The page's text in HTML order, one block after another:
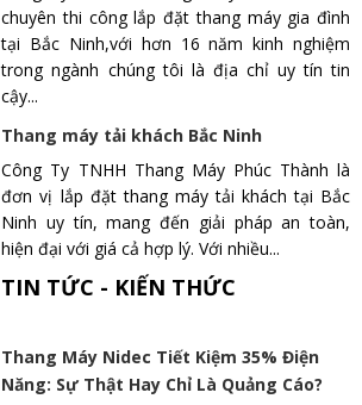
chuyên thi công lắp đặt thang máy gia đình
tại Bắc Ninh,với hơn 16 năm kinh nghiệm
trong ngành chúng tôi là địa chỉ uy tín tin
cậy...
Thang máy tải khách Bắc Ninh
Công Ty TNHH Thang Máy Phúc Thành là
đơn vị lắp đặt thang máy tải khách tại Bắc
Ninh uy tín, mang đến giải pháp an toàn,
hiện đại với giá cả hợp lý. Với nhiều...
TIN TỨC - KIẾN THỨC
Thang Máy Nidec Tiết Kiệm 35% Điện
Năng: Sự Thật Hay Chỉ Là Quảng Cáo?